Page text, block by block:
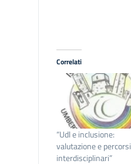
Correlati
“Udl e inclusione:
valutazione e percorsi
interdisciplinari”